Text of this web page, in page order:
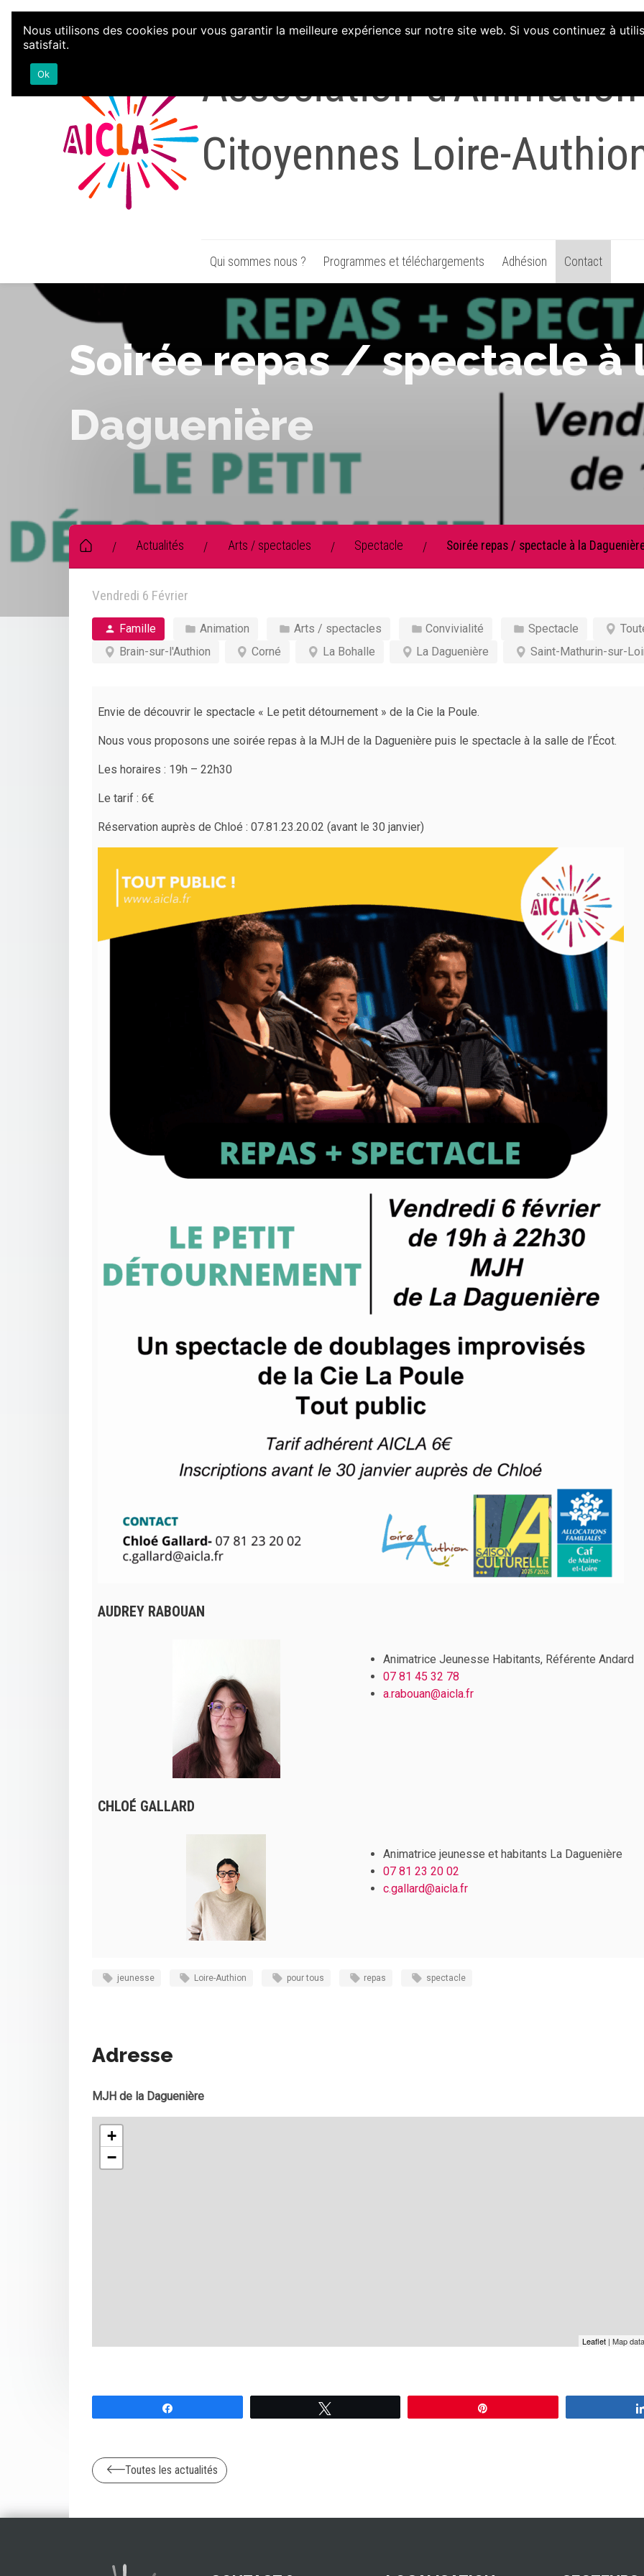
Aller au contenu
Association
Citoyennes Loire-
Qui sommes nous ? Programmes et téléchargements Adhésion Contact
Soirée repas / spectacle à
Daguenière
/ Actualités / Arts / spectacles / Spectacle / Soirée repas / spectacle à la
Vendredi 6 Février
Famille Animation Arts / spectacles Convivialité Spectacle
Brain-sur-l'Authion
Corné La Bohalle La Daguenière Saint-Mathurin-sur-
Envie de découvrir le spectacle « Le petit détournement » de la Cie la Poule.
Nous vous proposons une soirée repas à la MJH de la Daguenière puis le spectacle à la salle de l’Écot.
Les horaires : 19h – 22h30
Le tarif : 6€
Réservation auprès de Chloé : 07.81.23.20.02 (avant le 30 janvier)
AUDREY RABOUAN
Animatrice Jeunesse Habitants, Référente Andard
07 81 45 32 78
a.rabouan@aicla.fr
CHLOÉ GALLARD
Animatrice jeunesse et habitants La Daguenière
07 81 23 20 02
c.gallard@aicla.fr
jeunesse Loire-Authion pour tous repas spectacle
Adresse
MJH de la Daguenière
+
−
Leaflet | Map
Toutes les actualités
Nous utilisons des cookies pour vous garantir la meilleure expérience sur notre site web. Si vous continuez à
satisfait.
Ok